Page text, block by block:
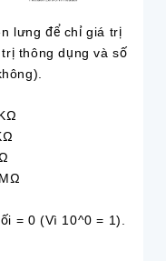
lưng để chỉ giá trị
thông dụng và số
= 0 (Vì 10^0 = 1).